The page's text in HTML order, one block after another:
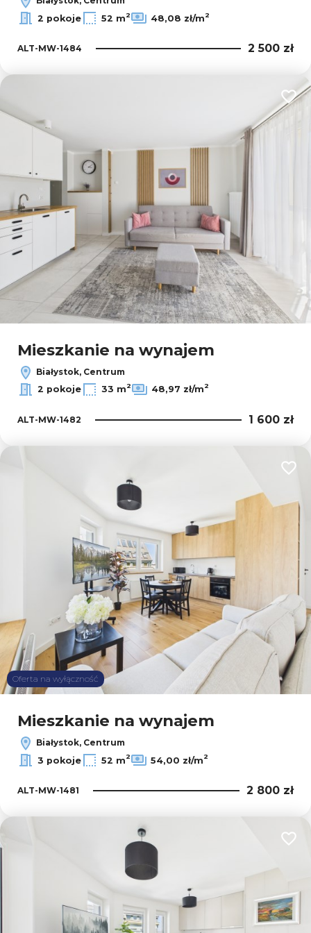
2 pokoje
52 m2 48,08 zł/m2
ALT-MW-1484 2 500 zł
Mieszkanie na wynajem
Białystok, Centrum
2 pokoje
33 m2 48,97 zł/m2
ALT-MW-1482 1 600 zł
Oferta na wyłączność
Mieszkanie na wynajem
Białystok, Centrum
3 pokoje
52 m2 54,00 zł/m2
ALT-MW-1481 2 800 zł